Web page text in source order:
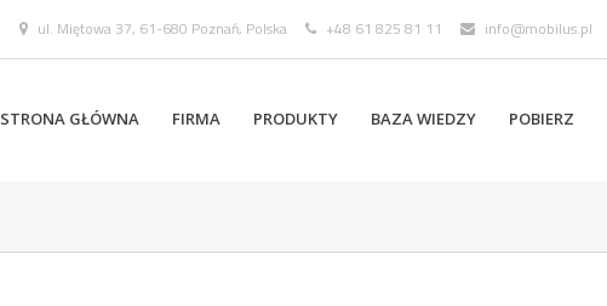
ul. Miętowa 37, 61-680 Poznań, Polska +48 61 825 81 11 info@mobilus.pl
STRONA GŁÓWNA FIRMA PRODUKTY BAZA WIEDZY POBIERZ